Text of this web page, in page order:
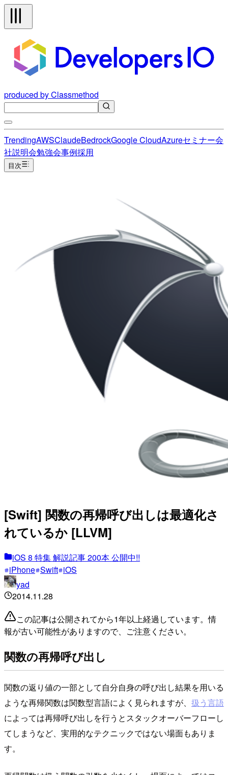
produced by Classmethod
TrendingAWSClaudeBedrockGoogle CloudAzureセミナー会
社説明会勉強会事例採用
目次
[Swift] 関数の再帰呼び出しは最適化さ
れているか [LLVM]
iOS 8 特集 解説記事 200本 公開中!!
iPhone Swift iOS
yad
2014.11.28
この記事は公開されてから1年以上経過しています。情
報が古い可能性がありますので、ご注意ください。
関数の再帰呼び出し
関数の返り値の一部として自分自身の呼び出し結果を用いる
ような再帰関数は関数型言語によく見られますが、 扱う言語
によっては再帰呼び出しを行うとスタックオーバーフローし
てしまうなど、実用的なテクニックではない場面もありま
す。